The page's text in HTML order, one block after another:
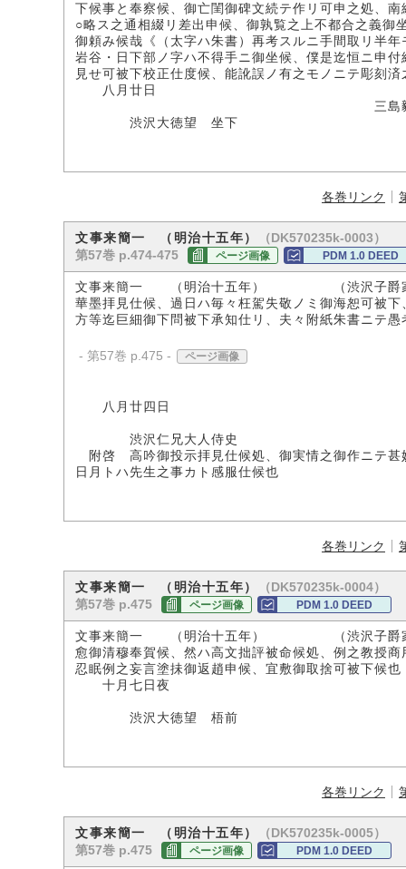
下候事と奉察候、御亡閨御碑文続テ作リ可申之処、
○略ス之通相綴リ差出申候、御孰覧之上不都合之義
御頼み候哉《（太字ハ朱書）再考スルニ手間取リ半
岩谷・日下部ノ字ハ不得手ニ御坐候、僕是迄恒ニ申
見せ可被下校正仕度候、能訛誤ノ有之モノニテ彫刻
八月廿日
三島
渋沢大徳望 坐下
各巻リンク
文事来簡一 （明治十五年）
（DK570235k-0003）
第57巻 p.474-475
ページ画像 PDM 1.0 DEED
文事来簡一 （明治十五年） （渋沢子爵
華墨拝見仕候、過日ハ毎々枉駕失敬ノミ御海恕可被
方等迄巨細御下問被下承知仕リ、夫々附紙朱書ニテ
- 第57巻 p.475 - ページ画像
八月廿四日
渋沢仁兄大人侍史
附啓 高吟御投示拝見仕候処、御実情之御作ニテ甚
日月トハ先生之事カト感服仕候也
各巻リンク
文事来簡一 （明治十五年）
（DK570235k-0004）
第57巻 p.475
ページ画像 PDM 1.0 DEED
文事来簡一 （明治十五年） （渋沢子爵
愈御清穆奉賀候、然ハ高文拙評被命候処、例之教授
忍眠例之妄言塗抺御返趙申候、宜敷御取捨可被下候也
十月七日夜
渋沢大徳望 梧前
各巻リンク
文事来簡一 （明治十五年）
（DK570235k-0005）
第57巻 p.475
ページ画像 PDM 1.0 DEED